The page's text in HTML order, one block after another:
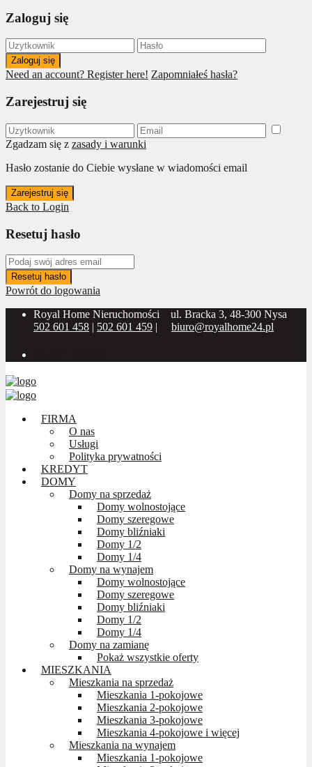
Zaloguj się
Zaloguj się
Need an account? Register here! Zapomniałeś hasła?
Zarejestruj się
Zgadzam się z zasady i warunki
Hasło zostanie do Ciebie wysłane w wiadomości email
Zarejestruj się
Back to Login
Resetuj hasło
Resetuj hasło
Powrót do logowania
Royal Home Nieruchomości
ul. Bracka 3, 48-300 Nysa
502 601 458 | 502 601 459 | biuro@royalhome24.pl
FIRMA
O nas
Usługi
Polityka prywatności
KREDYT
DOMY
Domy na sprzedaż
Domy wolnostojące
Domy szeregowe
Domy bliźniaki
Domy 1/2
Domy 1/4
Domy na wynajem
Domy wolnostojące
Domy szeregowe
Domy bliźniaki
Domy 1/2
Domy 1/4
Domy na zamianę
Pokaż wszystkie oferty
MIESZKANIA
Mieszkania na sprzedaż
Mieszkania 1-pokojowe
Mieszkania 2-pokojowe
Mieszkania 3-pokojowe
Mieszkania 4-pokojowe i więcej
Mieszkania na wynajem
Mieszkania 1-pokojowe